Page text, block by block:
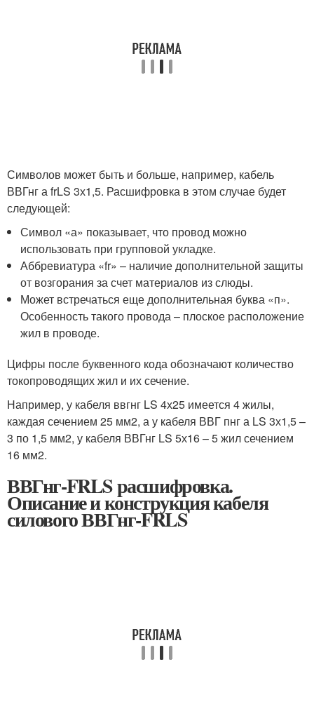
Символов может быть и больше, например, кабель
ВВГнг а frLS 3х1,5. Расшифровка в этом случае будет
следующей:
Символ «а» показывает, что провод можно
использовать при групповой укладке.
Аббревиатура «fr» – наличие дополнительной защиты
от возгорания за счет материалов из слюды.
Может встречаться еще дополнительная буква «п».
Особенность такого провода – плоское расположение
жил в проводе.
Цифры после буквенного кода обозначают количество
токопроводящих жил и их сечение.
Например, у кабеля ввгнг LS 4х25 имеется 4 жилы,
каждая сечением 25 мм2, а у кабеля ВВГ пнг а LS 3х1,5 –
3 по 1,5 мм2, у кабеля ВВГнг LS 5х16 – 5 жил сечением
16 мм2.
ВВГнг-FRLS расшифровка.
Описание и конструкция кабеля
силового ВВГнг-FRLS